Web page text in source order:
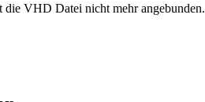
die VHD Datei nicht mehr angebunden.